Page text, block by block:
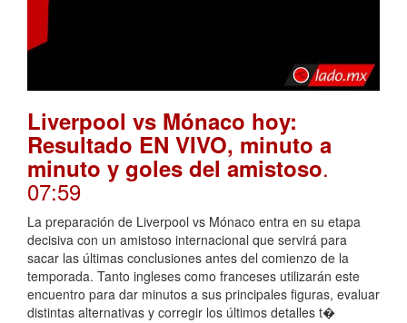
Liverpool vs Mónaco hoy:
Resultado EN VIVO, minuto a
minuto y goles del amistoso.
07:59
La preparación de Liverpool vs Mónaco entra en su etapa
decisiva con un amistoso internacional que servirá para
sacar las últimas conclusiones antes del comienzo de la
temporada. Tanto ingleses como franceses utilizarán este
encuentro para dar minutos a sus principales figuras, evaluar
distintas alternativas y corregir los últimos detalles t�